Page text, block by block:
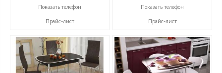
+7 (831) 614-39-98
Показать телефон
Прайс-лист
+7 (927) 369-99-90
Показать телефон
Прайс-лист